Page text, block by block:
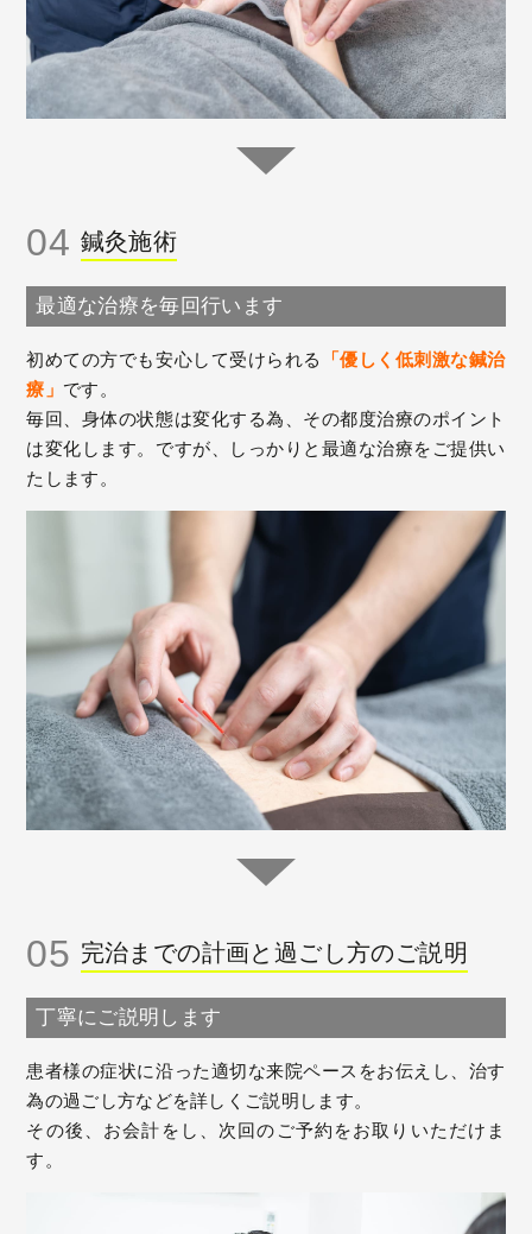
04 鍼灸施術
最適な治療を毎回行います
初めての方でも安心して受けられる
「優しく低刺激な鍼治
療」 です。
毎回、身体の状態は変化する為、その都度治療のポイント
は変化します。ですが、しっかりと最適な治療をご提供い
たします。
05 完治までの計画と過ごし方のご説明
丁寧にご説明します
患者様の症状に沿った適切な来院ペースをお伝えし、治す
為の過ごし方などを詳しくご説明します。
その後、お会計をし、次回のご予約をお取りいただけま
す。